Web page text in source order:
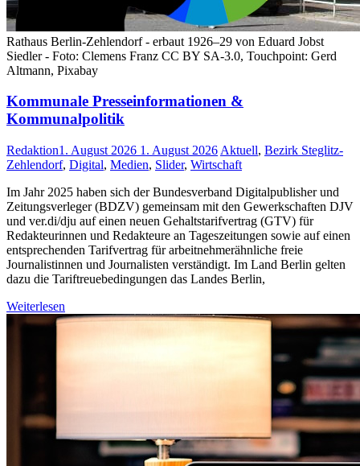
Rathaus Berlin-Zehlendorf - erbaut 1926–29 von Eduard Jobst
Siedler - Foto: Clemens Franz CC BY SA-3.0, Touchpoint: Gerd
Altmann, Pixabay
Kommunale Presseinformationen &
Kommunalpolitik
Redaktion1. August 2026 1. August 2026 Aktuell, Bezirk Steglitz-
Zehlendorf, Digital, Medien, Slider, Wirtschaft
Im Jahr 2025 haben sich der Bundesverband Digitalpublisher und
Zeitungsverleger (BDZV) gemeinsam mit den Gewerkschaften DJV
und ver.di/dju auf einen neuen Gehaltstarifvertrag (GTV) für
Redakteurinnen und Redakteure an Tageszeitungen sowie auf einen
entsprechenden Tarifvertrag für arbeitnehmerähnliche freie
Journalistinnen und Journalisten verständigt. Im Land Berlin gelten
dazu die Tariftreuebedingungen das Landes Berlin,
Weiterlesen